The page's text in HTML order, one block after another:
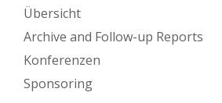
Übersicht
Archive and Follow-up Reports
Konferenzen
Sponsoring